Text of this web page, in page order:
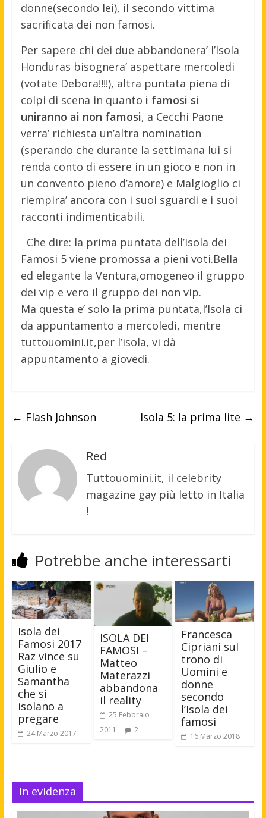
donne(secondo lei), il secondo vittima
sacrificata dei non famosi.
Per sapere chi dei due abbandonera’ l’Isola
Honduras bisognera’ aspettare mercoledi
(votate Debora!!!!), altra puntata piena di
colpi di scena in quanto i famosi si
uniranno ai non famosi, a Cecchi Paone
verra’ richiesta un’altra nomination
(sperando che durante la settimana lui si
renda conto di essere in un gioco e non in
un convento pieno d’amore) e Malgioglio ci
riempira’ ancora con i suoi sguardi e i suoi
racconti indimenticabili.
Che dire: la prima puntata dell’Isola dei
Famosi 5 viene promossa a pieni voti.Bella
ed elegante la Ventura,omogeneo il gruppo
dei vip e vero il gruppo dei non vip.
Ma questa e’ solo la prima puntata,l’Isola ci
da appuntamento a mercoledi, mentre
tuttouomini.it,per l’isola, vi dà
appuntamento a giovedi.
← Flash Johnson Isola 5: la prima lite →
Red
Tuttouomini.it, il celebrity
magazine gay più letto in Italia
!
Potrebbe anche interessarti
Isola dei
Famosi 2017
Raz vince su
Giulio e
Samantha
che si
isolano a
pregare
24 Marzo 2017
ISOLA DEI
FAMOSI –
Matteo
Materazzi
abbandona
il reality
25 Febbraio
2011
2
Francesca
Cipriani sul
trono di
Uomini e
donne
secondo
l’Isola dei
famosi
16 Marzo 2018
In evidenza